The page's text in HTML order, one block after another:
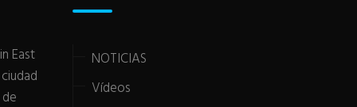
East
NOTICIAS
Vídeos